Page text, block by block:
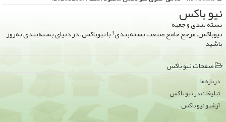
نیو باكس
بسته بندی و جعبه
نیوباکس، مرجع جامع صنعت بسته‌بندی! با نیوباکس، در دنیای بسته‌بندی به‌روز
باشید
صفحات نیو باكس
درباره ما
تبلیغات در نیو باكس
آرشیو نیو باكس